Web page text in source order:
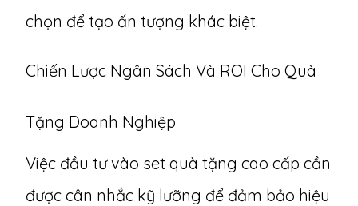
chọn để tạo ấn tượng khác biệt.
Chiến Lược Ngân Sách Và ROI Cho Quà
Tặng Doanh Nghiệp
Việc đầu tư vào set quà tặng cao cấp cần
được cân nhắc kỹ lưỡng để đảm bảo hiệu